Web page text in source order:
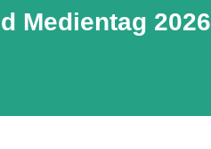
Medientag 2026